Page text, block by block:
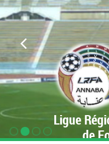
Ligue
de